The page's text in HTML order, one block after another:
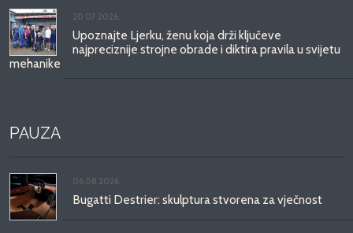
20.07.2026.
Upoznajte Ljerku, ženu koja drži ključeve
najpreciznije strojne obrade i diktira pravila u svijetu
mehanike
PAUZA
06.08.2026.
Bugatti Destrier: skulptura stvorena za vječnost